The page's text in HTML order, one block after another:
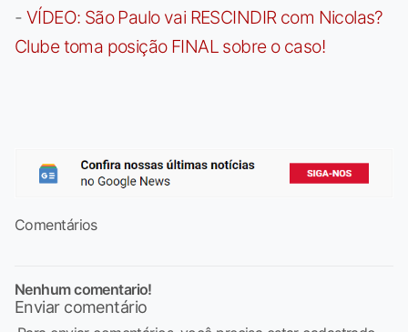
- VÍDEO: São Paulo vai RESCINDIR com Nicolas?
Clube toma posição FINAL sobre o caso!
Comentários
Nenhum comentario!
Enviar comentário